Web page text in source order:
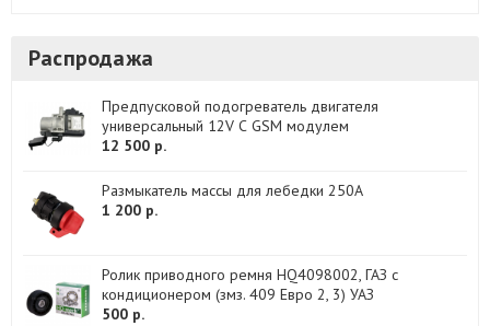
Распродажа
Предпусковой подогреватель двигателя
универсальный 12V С GSM модулем
12 500 р.
Размыкатель массы для лебедки 250A
1 200 р.
Ролик приводного ремня HQ4098002, ГАЗ с
кондиционером (змз. 409 Евро 2, 3) УАЗ
500 р.